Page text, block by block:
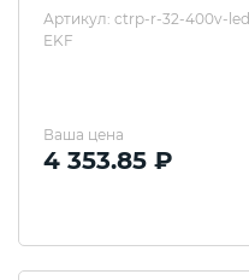
Артикул: ctrp-r-32-400v-led
EKF
Ваша цена
4 353.85 ₽